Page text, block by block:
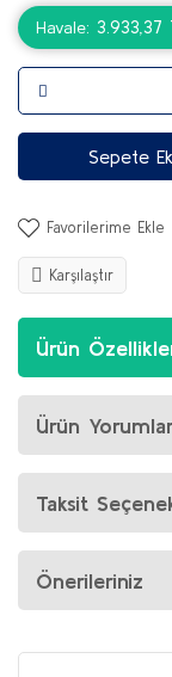
Havale 3.933,37
Sepete
Karşılaştır
Ürün
Ürün
Taksit
Önerileriniz